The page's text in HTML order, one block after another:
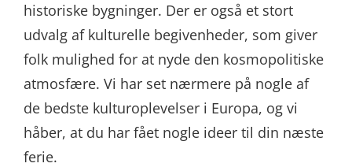
historiske bygninger. Der er også et stort
udvalg af kulturelle begivenheder, som giver
folk mulighed for at nyde den kosmopolitiske
atmosfære. Vi har set nærmere på nogle af
de bedste kulturoplevelser i Europa, og vi
håber, at du har fået nogle ideer til din næste
ferie.